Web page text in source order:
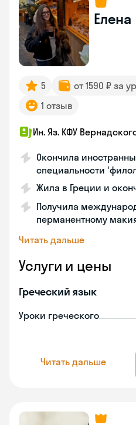
Елена
5 от 1590 ₽ за
1 отзыв
Ин. Яз. КФУ
Окончила
специальности
Жила в Греции и
Получила
перманентному
Читать дальше
Услуги и цены
Греческий язык
Уроки греческого
Читать дальше